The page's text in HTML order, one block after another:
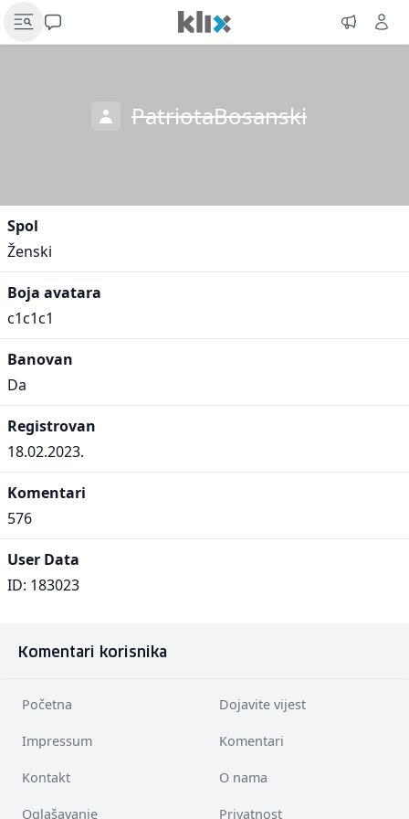
PatriotaBosanski
Spol
Ženski
Boja avatara
c1c1c1
Banovan
Da
Registrovan
18.02.2023.
Komentari
576
User Data
ID: 183023
Komentari korisnika
Početna Dojavite vijest
Impressum Komentari
Kontakt O nama
Oglašavanje Privatnost